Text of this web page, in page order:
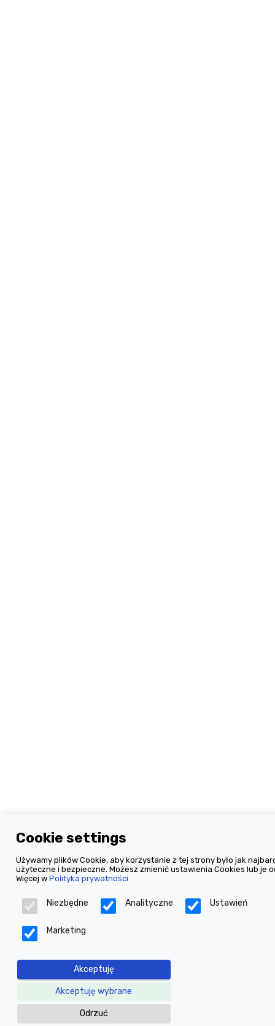
Cookie settings
Używamy plików Cookie, aby korzystanie z tej strony było jak
użyteczne i bezpieczne. Możesz zmienić ustawienia Cookies lub je
Więcej w Polityka prywatności
Niezbędne Analityczne Ustawień
Marketing
Akceptuję
Akceptuję wybrane
Odrzuć